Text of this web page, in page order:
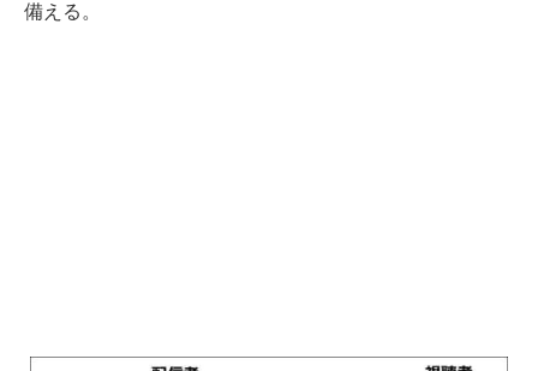
備える。